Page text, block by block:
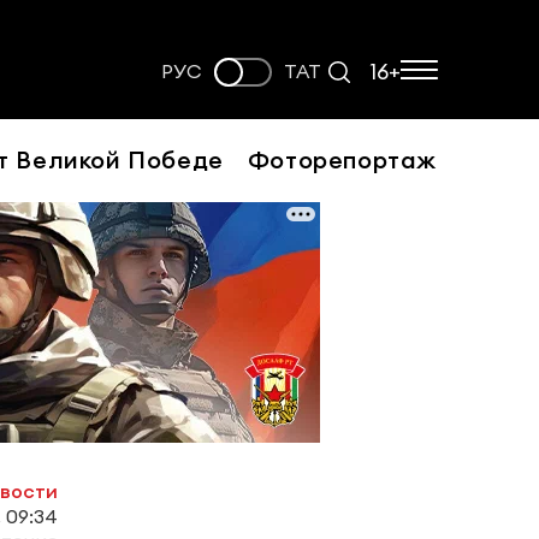
РУС ТАТ 16+
Великой Победе Фоторепортаж
09:34